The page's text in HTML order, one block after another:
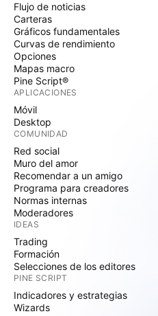
Flujo de noticias
Carteras
Gráficos fundamentales
Curvas de rendimiento
Opciones
Mapas macro
Pine Script®
APLICACIONES
Móvil
Desktop
COMUNIDAD
Red social
Muro del amor
Recomendar a un amigo
Programa para creadores
Normas internas
Moderadores
IDEAS
Trading
Formación
Selecciones de los editores
PINE SCRIPT
Indicadores y estrategias
Wizards